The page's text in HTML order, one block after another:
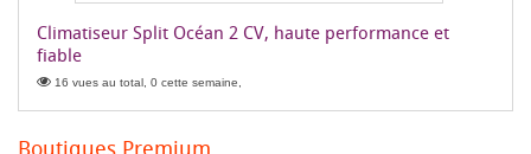
Climatiseur Split Océan 2 CV, haute performance et
fiable
16 vues au total, 0 cette semaine,
Boutiques Premium